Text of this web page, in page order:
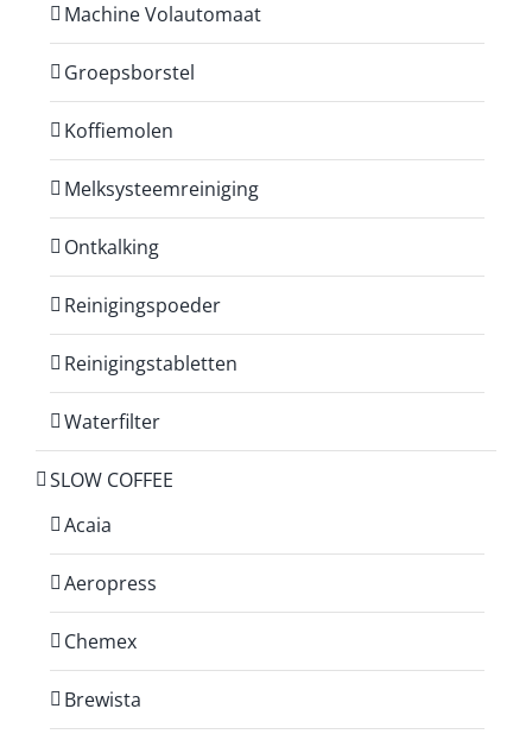
Machine Volautomaat
Groepsborstel
Koffiemolen
Melksysteemreiniging
Ontkalking
Reinigingspoeder
Reinigingstabletten
Waterfilter
SLOW COFFEE
Acaia
Aeropress
Chemex
Brewista